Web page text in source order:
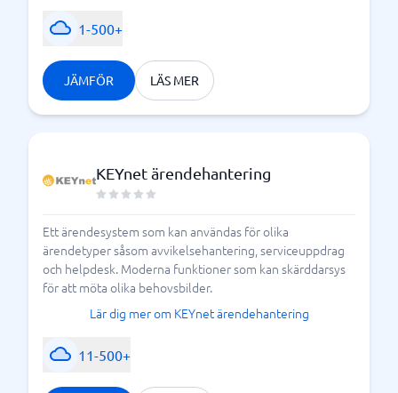
1-500+
JÄMFÖR LÄS MER
KEYnet ärendehantering
Ett ärendesystem som kan användas för olika
ärendetyper såsom avvikelsehantering, serviceuppdrag
och helpdesk. Moderna funktioner som kan skärddarsys
för att möta olika behovsbilder.
Lär dig mer om KEYnet ärendehantering
11-500+